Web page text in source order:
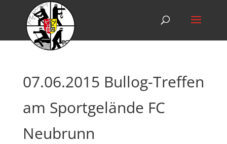
07.06.2015 Bullog-Treffen
am Sportgelände FC
Neubrunn